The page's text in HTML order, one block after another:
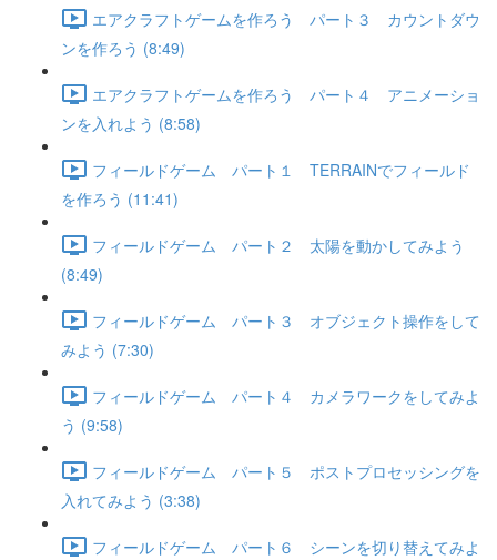
エアクラフトゲームを作ろう パート３ カウントダウ
ンを作ろう (8:49)
エアクラフトゲームを作ろう パート４ アニメーショ
ンを入れよう (8:58)
フィールドゲーム パート１ TERRAINでフィールド
を作ろう (11:41)
フィールドゲーム パート２ 太陽を動かしてみよう
(8:49)
フィールドゲーム パート３ オブジェクト操作をして
みよう (7:30)
フィールドゲーム パート４ カメラワークをしてみよ
う (9:58)
フィールドゲーム パート５ ポストプロセッシングを
入れてみよう (3:38)
フィールドゲーム パート６ シーンを切り替えてみよ